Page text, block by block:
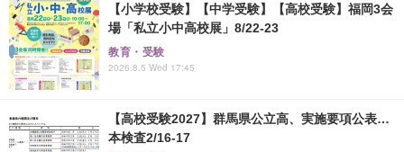
【小学校受験】【中学受験】【高校受験】福岡3会
場「私立小中高校展」8/22-23
教育・受験
2026.8.5 Wed 17:45
【高校受験2027】群馬県公立高、実施要項公表…
本検査2/16-17